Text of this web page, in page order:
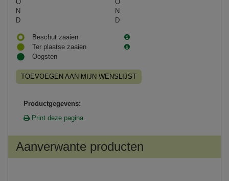
O
O
N
N
D
D
Beschut zaaien
Ter plaatse zaaien
Oogsten
TOEVOEGEN AAN MIJN WENSLIJST
Productgegevens:
Print deze pagina
Aanverwante producten